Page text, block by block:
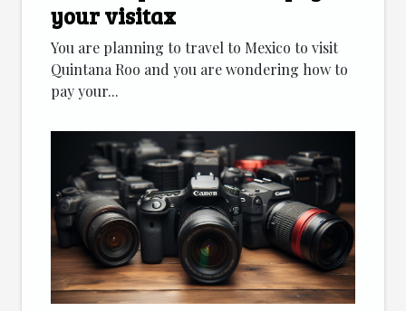
your visitax
You are planning to travel to Mexico to visit
Quintana Roo and you are wondering how to
pay your...